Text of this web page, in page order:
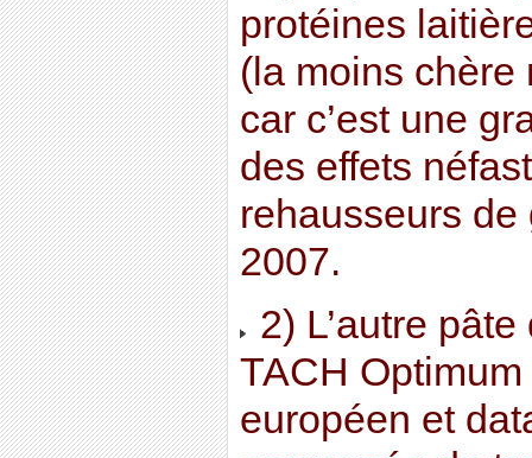
protéines
(la moins chère
car c’est une
des effets
rehausseurs
2007.
2) L’autre
TACH
européen et